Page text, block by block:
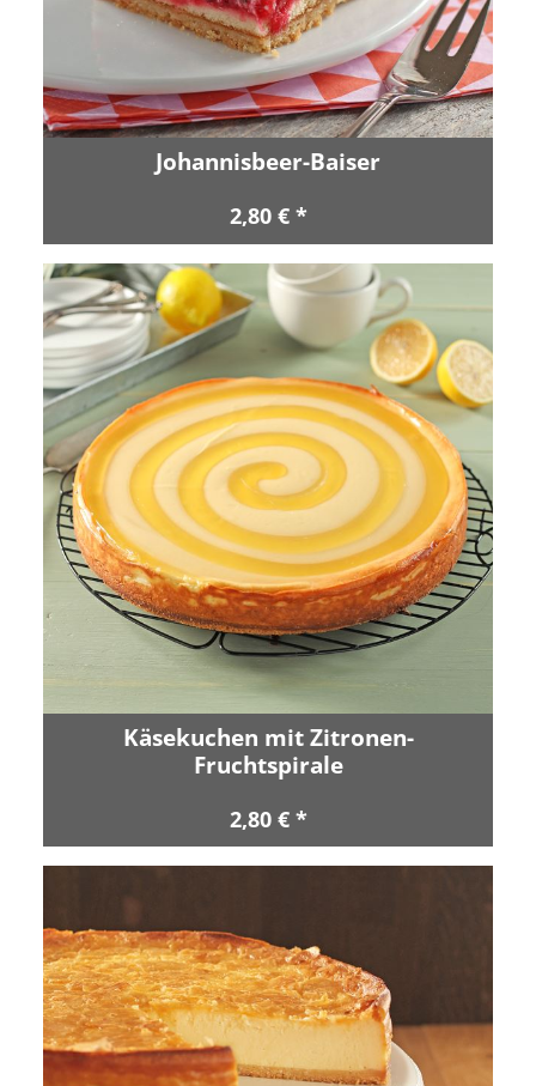
Johannisbeer-Baiser
2,80 € *
Käsekuchen mit Zitronen-
Fruchtspirale
2,80 € *